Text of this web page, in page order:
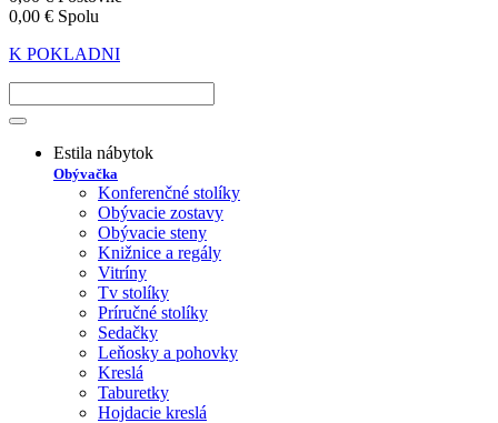
0,00 € Spolu
K POKLADNI
Estila nábytok
Obývačka
Konferenčné stolíky
Obývacie zostavy
Obývacie steny
Knižnice a regály
Vitríny
Tv stolíky
Príručné stolíky
Sedačky
Leňosky a pohovky
Kreslá
Taburetky
Hojdacie kreslá